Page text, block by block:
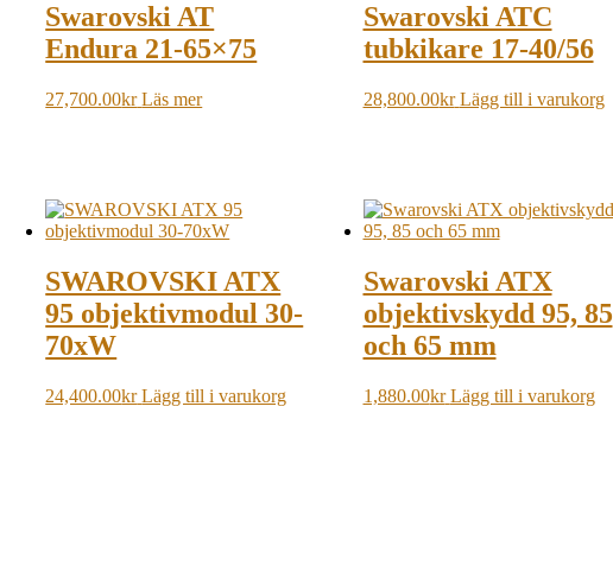
Swarovski AT
Endura 21-65×75
27,700.00kr Läs mer
Swarovski ATC
tubkikare 17-40/56
28,800.00kr Lägg till i varukorg
SWAROVSKI ATX
95 objektivmodul 30-
70xW
24,400.00kr Lägg till i varukorg
Swarovski ATX
objektivskydd 95, 85
och 65 mm
1,880.00kr Lägg till i varukorg